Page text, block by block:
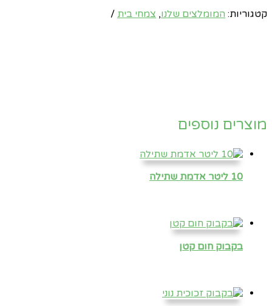
קטגוריות: המומלצים שלנו, צמחי בית
מוצרים נוספים
10 ליטר אדמת שתילה
בקבוק חום קטן